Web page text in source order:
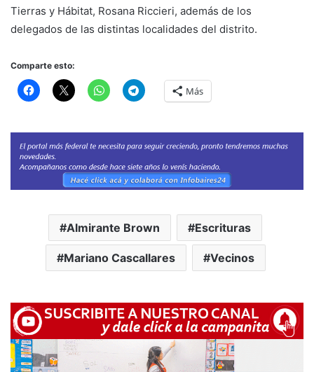
Tierras y Hábitat, Rosana Riccieri, además de los
delegados de las distintas localidades del distrito.
Comparte esto:
Más
Almirante Brown Escrituras
Mariano Cascallares Vecinos